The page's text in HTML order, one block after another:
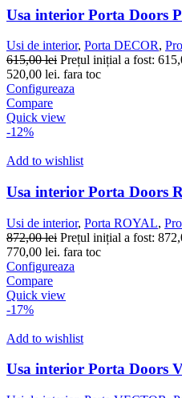
Usa interior Porta Doors
Usi de interior, Porta DECOR,
615,00lei Prețul inițial a fost:
520,00 lei. fara toc
Configureaza
Compare
Quick view
-12%
Add to wishlist
Usa interior Porta Doors
Usi de interior, Porta ROYAL,
872,00lei Prețul inițial a fost:
770,00 lei. fara toc
Configureaza
Compare
Quick view
-17%
Add to wishlist
Usa interior Porta Doors